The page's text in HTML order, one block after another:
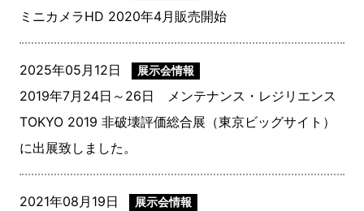
ミニカメラHD 2020年4月販売開始
2025年05月12日 展示会情報
2019年7月24日～26日 メンテナンス・レジリエンス
TOKYO 2019 ⾮破壊評価総合展（東京ビッグサイト）
に出展致しました。
2021年08月19日 展示会情報